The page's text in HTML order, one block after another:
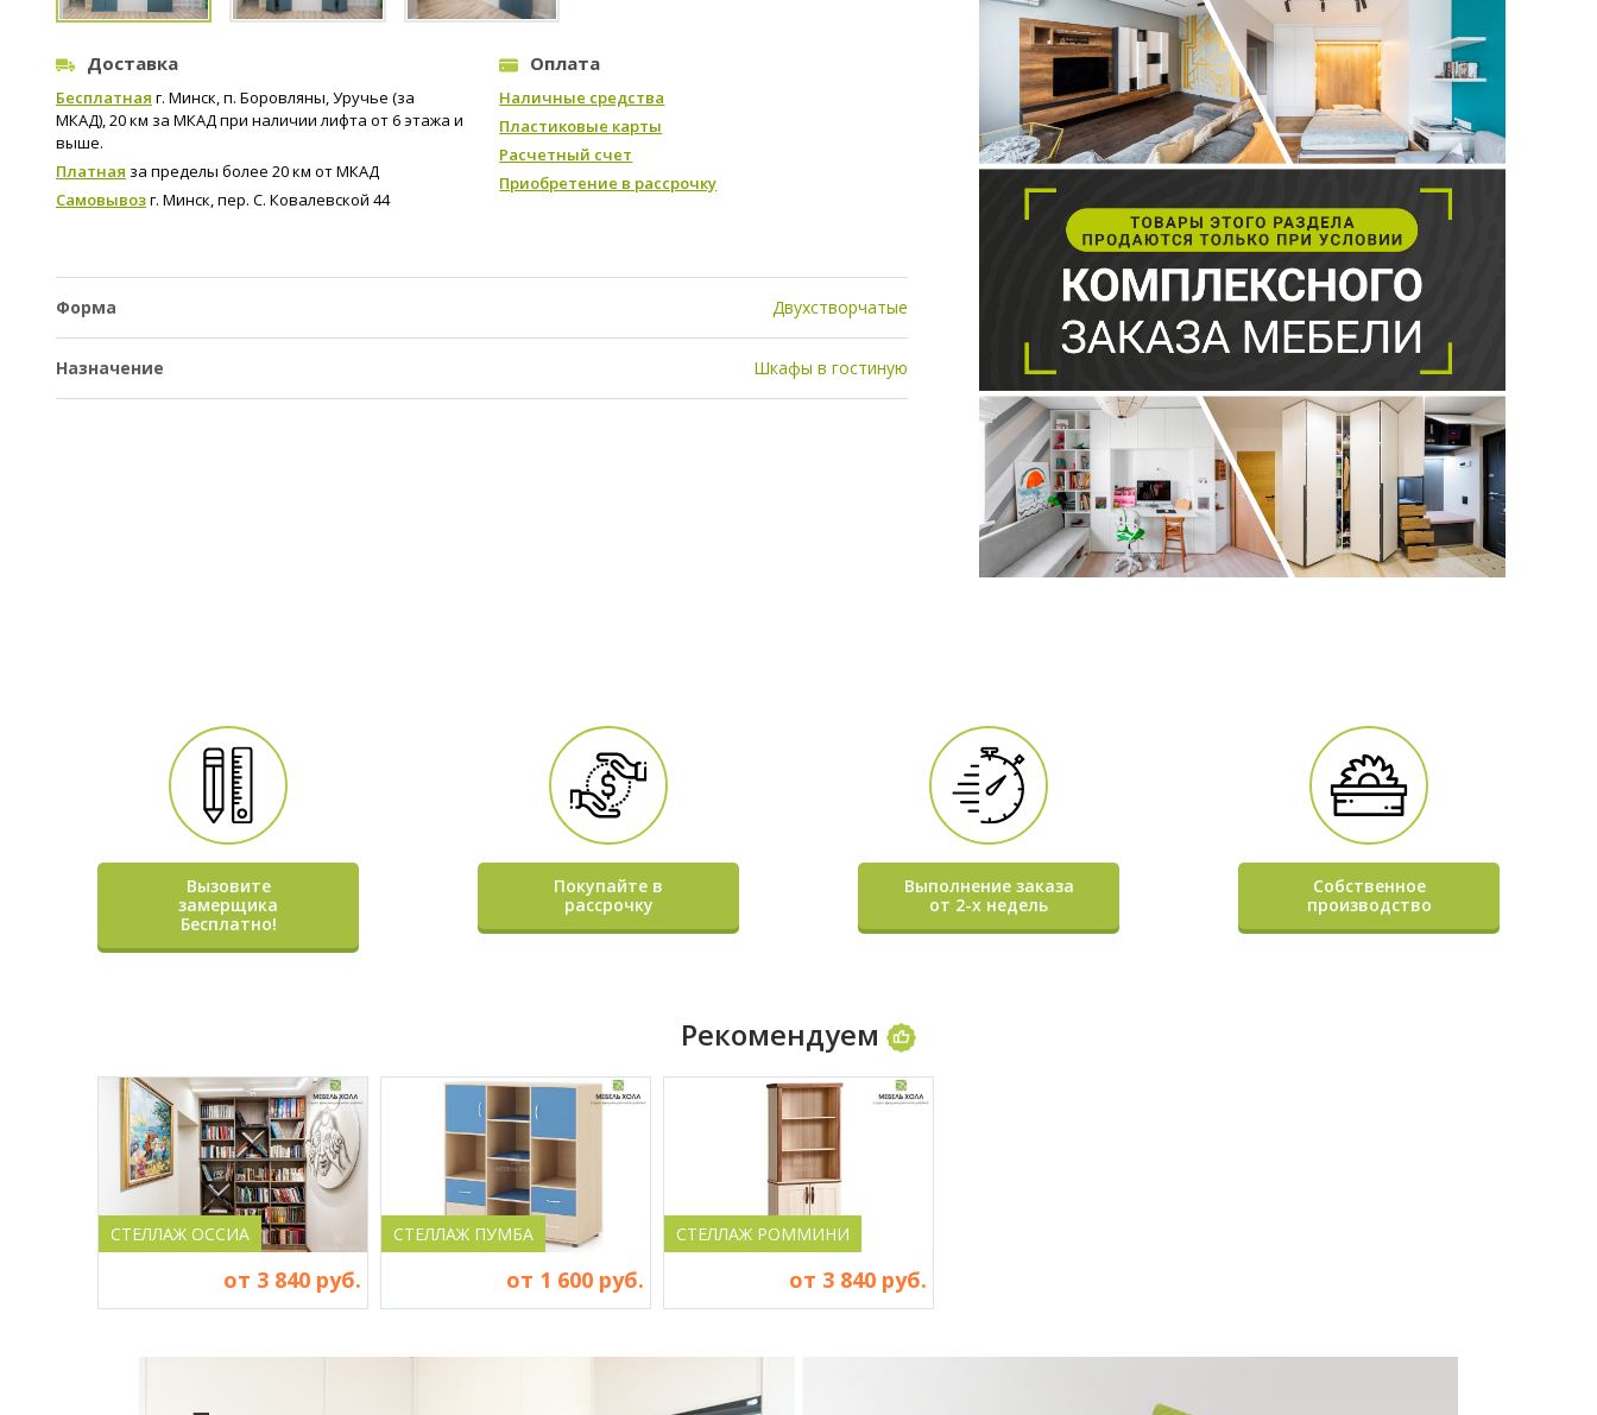
Доставка
Бесплатная г. Минск, п. Боровляны, Уручье (за
МКАД), 20 км за МКАД при наличии лифта от 6 этажа и
выше.
Платная за пределы более 20 км от МКАД
Самовывозг. Минск, пер. С. Ковалевской 44
Оплата
Наличные средства
Пластиковые карты
Расчетный счет
Приобретение в рассрочку
Форма Двухстворчатые
Назначение Шкафы в гостиную
Вызовите
замерщика
Бесплатно!
Покупайте в
рассрочку
Выполнение заказа
от 2-х недель
Собственное
производство
Рекомендуем
СТЕЛЛАЖ ОССИА
от 3 840 руб.
СТЕЛЛАЖ ПУМБА
от 1 600 руб.
СТЕЛЛАЖ РОММИНИ
от 3 840 руб.